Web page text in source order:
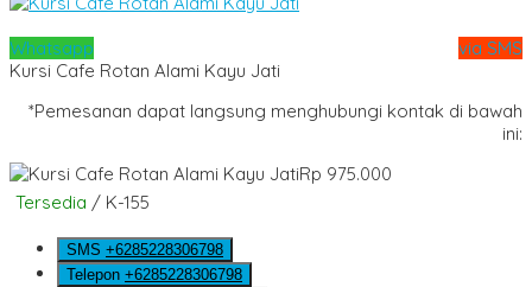
Whatsapp
via SMS
Kursi Cafe Rotan Alami Kayu Jati
*Pemesanan dapat langsung menghubungi kontak di bawah
ini:
Rp 975.000
Tersedia / K-155
SMS +6285228306798
Telepon +6285228306798